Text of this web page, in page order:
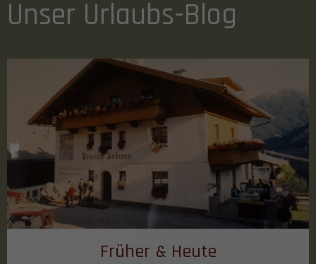
Unser Urlaubs-Blog
Früher & Heute